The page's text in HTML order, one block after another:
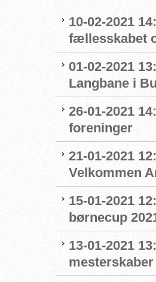
10-02-2021
fællesskabet
01-02-2021
Langbane i
26-01-2021
foreninger
21-01-2021
Velkommen
15-01-2021
børnecup
13-01-2021
mesterskaber